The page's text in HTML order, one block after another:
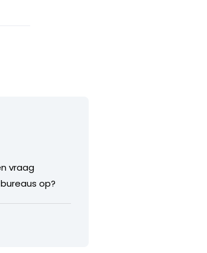
vraag
op?